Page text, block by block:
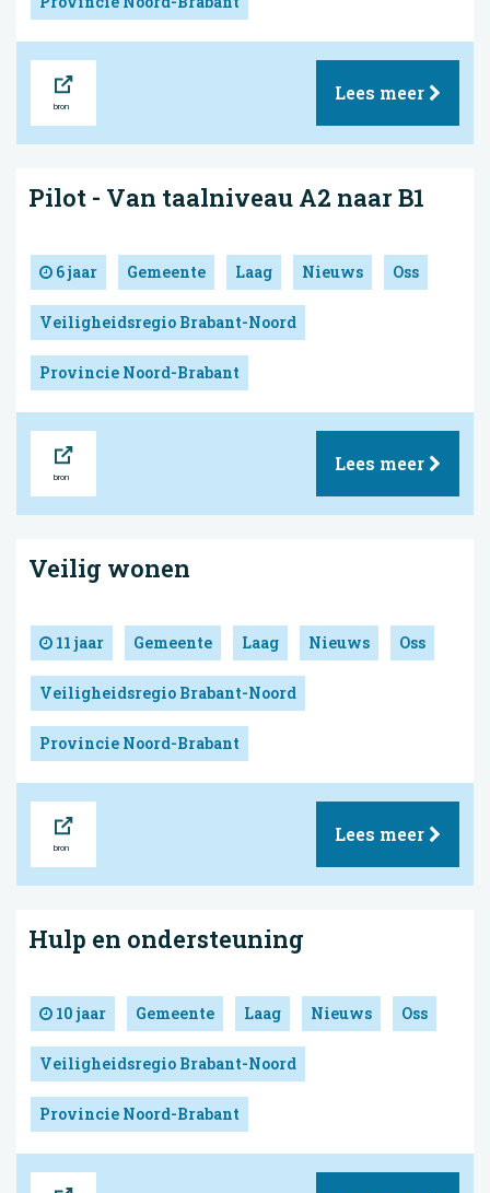
Lees meer
Pilot - Van taalniveau A2 naar B1
6 jaar Gemeente Laag Nieuws Oss
Veiligheidsregio Brabant-Noord
Provincie Noord-Brabant
Lees meer
Veilig wonen
11 jaar Gemeente Laag Nieuws Oss
Veiligheidsregio Brabant-Noord
Provincie Noord-Brabant
Lees meer
Hulp en ondersteuning
10 jaar Gemeente Laag Nieuws Oss
Veiligheidsregio Brabant-Noord
Provincie Noord-Brabant